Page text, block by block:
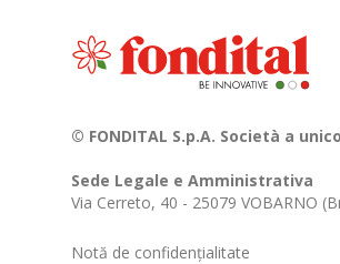
© FONDITAL S.p.A. Società a
Sede Legale e Amministrativa
Via Cerreto, 40 - 25079 VOBARNO
Notă de confidențialitate